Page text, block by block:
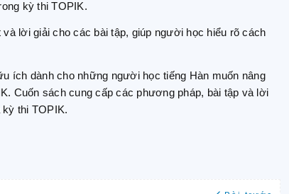
kỳ thi TOPIK.
lời giải cho các bài tập, giúp người học hiểu rõ cách
ích dành cho những người học tiếng Hàn muốn nâng
Cuốn sách cung cấp các phương pháp, bài tập và lời
thi TOPIK.